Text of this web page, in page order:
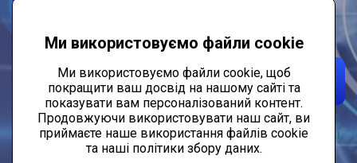
СПРОБУВАТИ
БЕЗКОШТОВНО
ОТРИМАТИ
КОНСУЛЬТАЦІЮ
Спробуйте 15-денну безкоштовну пробну версію!
Ми використовуємо файли cookie
Ми використовуємо файли cookie, щоб
покращити ваш досвід на нашому сайті та
показувати вам персоналізований контент.
Продовжуючи використовувати наш сайт, ви
приймаєте наше використання файлів cookie
та наші політики збору даних.